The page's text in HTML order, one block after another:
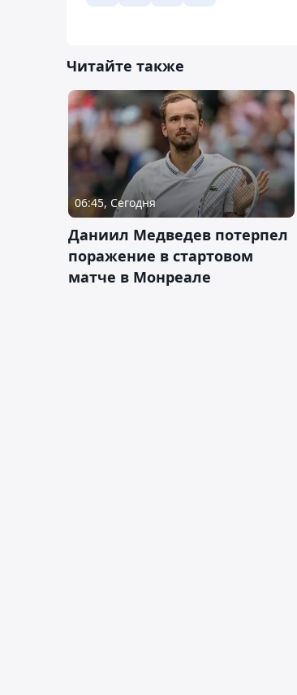
Читайте также
06:45, Сегодня
Даниил Медведев потерпел
поражение в стартовом
матче в Монреале